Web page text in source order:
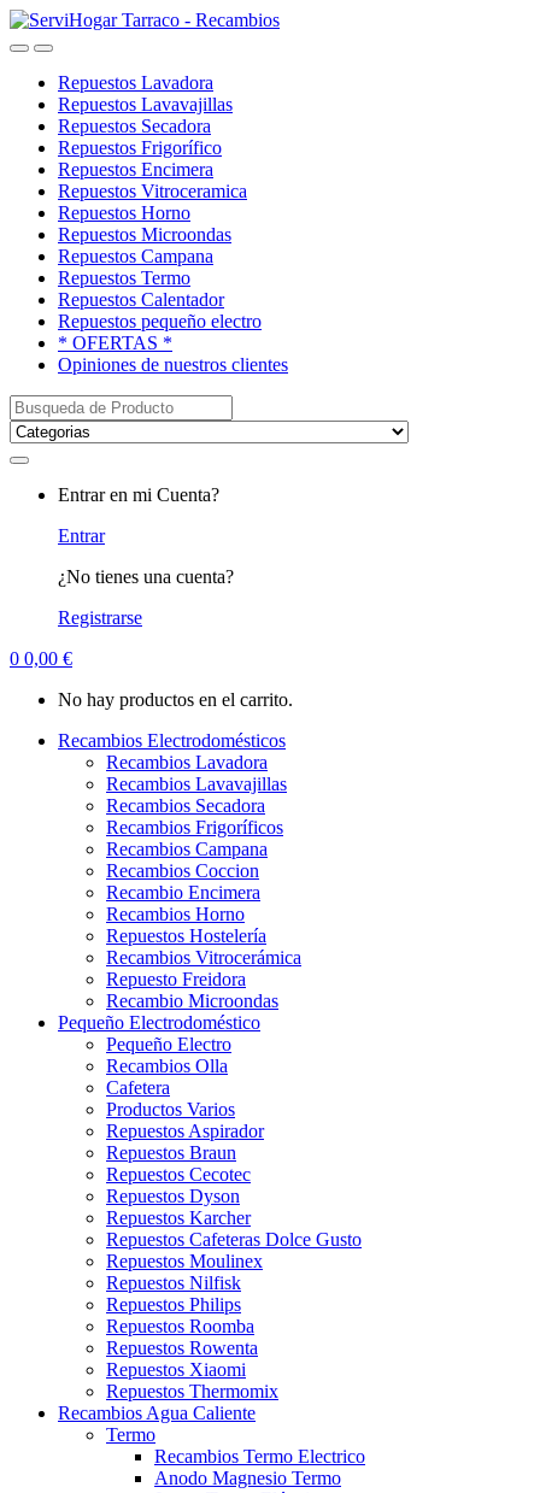
Saltar
a
saltar
al
OpenClose
Repuestos Lavadora
Repuestos Lavavajillas
Repuestos Secadora
Repuestos Frigorífico
Repuestos Encimera
Repuestos Vitroceramica
Repuestos Horno
Repuestos Microondas
Repuestos Campana
Repuestos Termo
Repuestos Calentador
Repuestos pequeño electro
* OFERTAS *
Opiniones de nuestros clientes
Buscar:
Entrar en mi Cuenta?
Entrar
¿No tienes una cuenta?
Registrarse
0 0,00 €
No hay productos en el carrito.
Recambios Electrodomésticos
Recambios Lavadora
Recambios Lavavajillas
Recambios Secadora
Recambios Frigoríficos
Recambios Campana
Recambios Coccion
Recambio Encimera
Recambios Horno
Repuestos Hostelería
Recambios Vitrocerámica
Repuesto Freidora
Recambio Microondas
Pequeño Electrodoméstico
Pequeño Electro
Recambios Olla
Cafetera
Productos Varios
Repuestos Aspirador
Repuestos Braun
Repuestos Cecotec
Repuestos Dyson
Repuestos Karcher
Repuestos Cafeteras Dolce Gusto
Repuestos Moulinex
Repuestos Nilfisk
Repuestos Philips
Repuestos Roomba
Repuestos Rowenta
Repuestos Xiaomi
Repuestos Thermomix
Recambios Agua Caliente
Termo
Recambios Termo Electrico
Anodo Magnesio Termo